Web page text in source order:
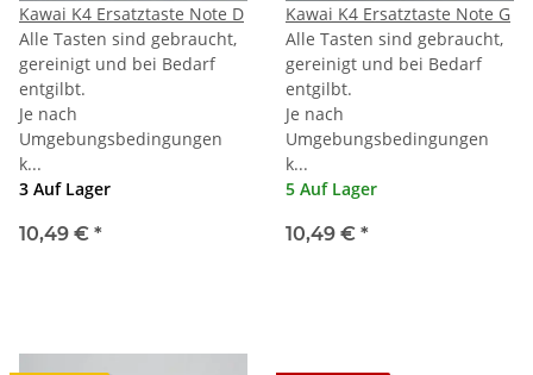
Kawai K4 Ersatztaste Note D
Alle Tasten sind gebraucht,
gereinigt und bei Bedarf
entgilbt.
Je nach
Umgebungsbedingungen
k...
3 Auf Lager
10,49 € *
Kawai K4 Ersatztaste Note G
Alle Tasten sind gebraucht,
gereinigt und bei Bedarf
entgilbt.
Je nach
Umgebungsbedingungen
k...
5 Auf Lager
10,49 € *